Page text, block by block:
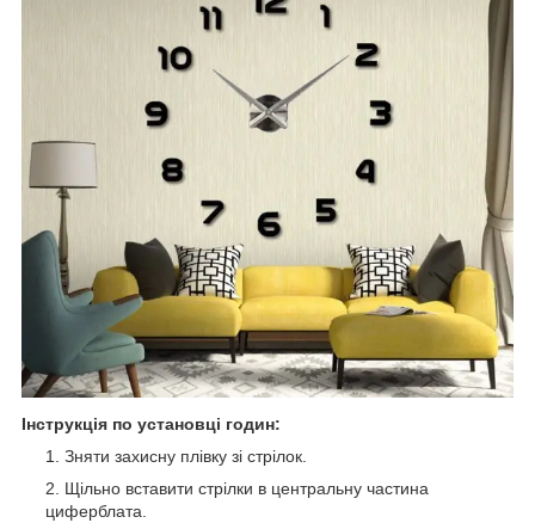
Інструкція по установці годин:
Зняти захисну плівку зі стрілок.
Щільно вставити стрілки в центральну частина
циферблата.